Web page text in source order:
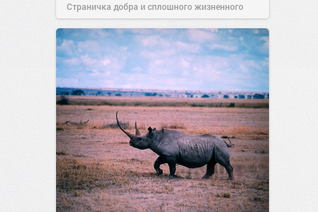
Страничка добра и сплошного жизненного
позитива!19:38Вчера